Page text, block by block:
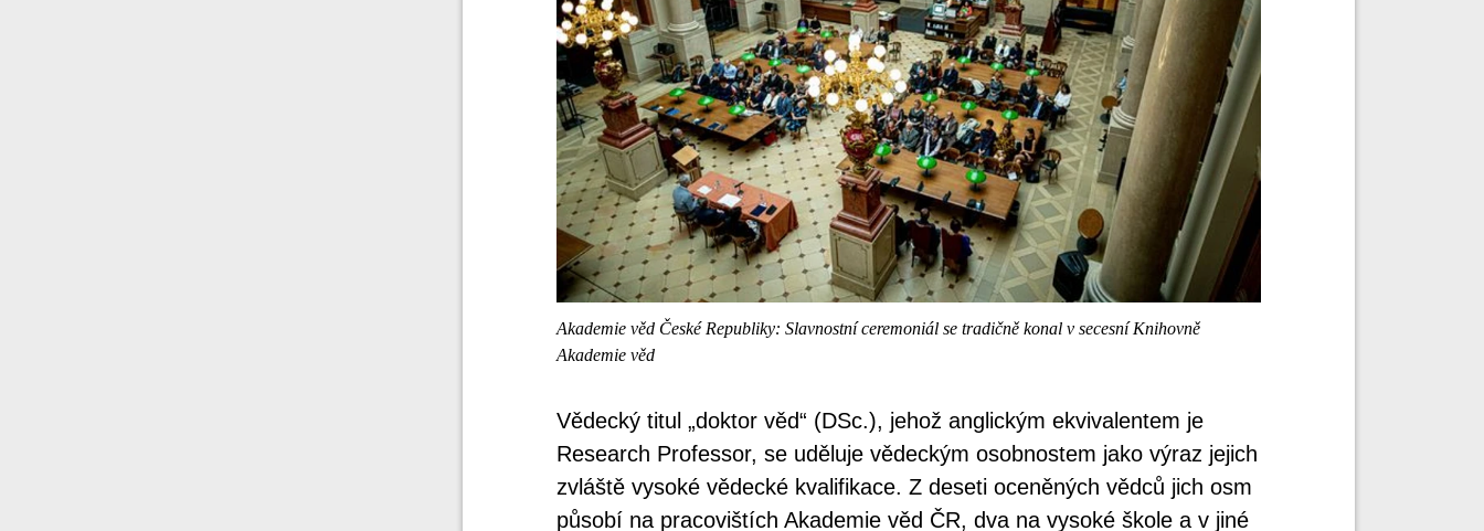
Akademie věd České Republiky: Slavnostní ceremoniál se tradičně konal v secesní Knihovně
Akademie věd
Vědecký titul „doktor věd“ (DSc.), jehož anglickým ekvivalentem je
Research Professor, se uděluje vědeckým osobnostem jako výraz jejich
zvláště vysoké vědecké kvalifikace. Z deseti oceněných vědců jich osm
působí na pracovištích Akademie věd ČR, dva na vysoké škole a v jiné